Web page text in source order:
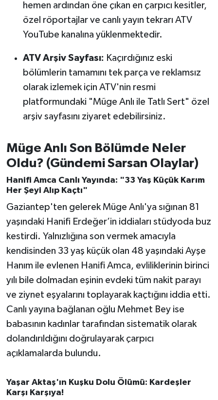
hemen ardından öne çıkan en çarpıcı kesitler,
özel röportajlar ve canlı yayın tekrarı ATV
YouTube kanalına yüklenmektedir.
ATV Arşiv Sayfası: Kaçırdığınız eski
bölümlerin tamamını tek parça ve reklamsız
olarak izlemek için ATV'nin resmi
platformundaki "Müge Anlı ile Tatlı Sert" özel
arşiv sayfasını ziyaret edebilirsiniz.
Müge Anlı Son Bölümde Neler
Oldu? (Gündemi Sarsan Olaylar)
Hanifi Amca Canlı Yayında: "33 Yaş Küçük Karım
Her Şeyi Alıp Kaçtı"
Gaziantep'ten gelerek Müge Anlı'ya sığınan 81
yaşındaki Hanifi Erdeğer’in iddiaları stüdyoda buz
kestirdi. Yalnızlığına son vermek amacıyla
kendisinden 33 yaş küçük olan 48 yaşındaki Ayşe
Hanım ile evlenen Hanifi Amca, evliliklerinin birinci
yılı bile dolmadan eşinin evdeki tüm nakit parayı
ve ziynet eşyalarını toplayarak kaçtığını iddia etti.
Canlı yayına bağlanan oğlu Mehmet Bey ise
babasının kadınlar tarafından sistematik olarak
dolandırıldığını doğrulayarak çarpıcı
açıklamalarda bulundu.
Yaşar Aktaş'ın Kuşku Dolu Ölümü: Kardeşler
Karşı Karşıya!
SPOR
SÜRMANŞET
Susurluk
TARİHTE BUGÜN
TÜRKİYE
VİZYONDAKİLER
YAŞAM